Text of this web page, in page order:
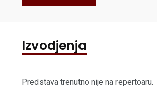
Izvodjenja
Predstava trenutno nije na repertoaru.